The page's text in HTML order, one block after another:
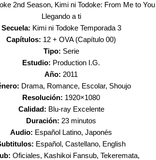
2nd Season, Kimi ni Todoke: From Me to
Llegando a ti
Secuela: Kimi ni Todoke Temporada 3
Capítulos: 12 + OVA (Capítulo 00)
Tipo: Serie
Estudio: Production I.G.
Año: 2011
Drama, Romance, Escolar, Shoujo
Resolución: 1920×1080
Calidad: Blu-ray Excelente
Duración: 23 minutos
Audio: Español Latino, Japonés
Español, Castellano, English
Oficiales, Kashikoi Fansub, Tekeremata,